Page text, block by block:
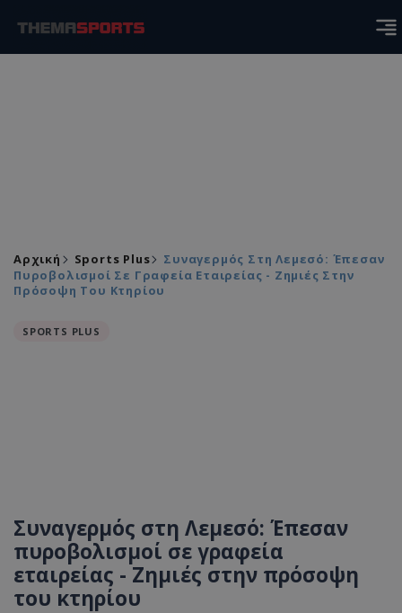
Αρχική Sports Plus
Συναγερμός Στη Λεμεσό: Έπεσαν
Πυροβολισμοί Σε Γραφεία Εταιρείας - Ζημιές Στην
Πρόσοψη Του Κτηρίου
SPORTS PLUS
Συναγερμός στη Λεμεσό: Έπεσαν
πυροβολισμοί σε γραφεία
εταιρείας - Ζημιές στην πρόσοψη
του κτηρίου